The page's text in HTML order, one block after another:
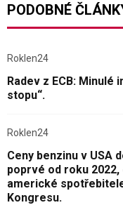
PODOBNÉ
Roklen24
Radev z ECB: Minulé
stopu“.
Roklen24
Ceny benzinu v USA
poprvé od roku 2022,
americké
Kongresu.